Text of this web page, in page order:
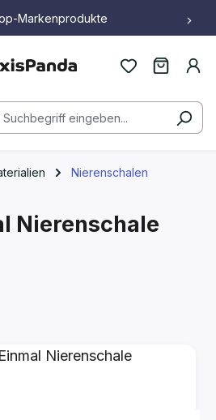
Markenprodukte
Nierenschalen
Nierenschale